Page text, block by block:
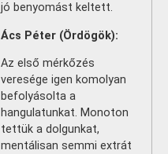
jó benyomást keltett.
Ács Péter (Ördögök):
Az első mérkőzés
veresége igen komolyan
befolyásolta a
hangulatunkat. Monoton
tettük a dolgunkat,
mentálisan semmi extrát